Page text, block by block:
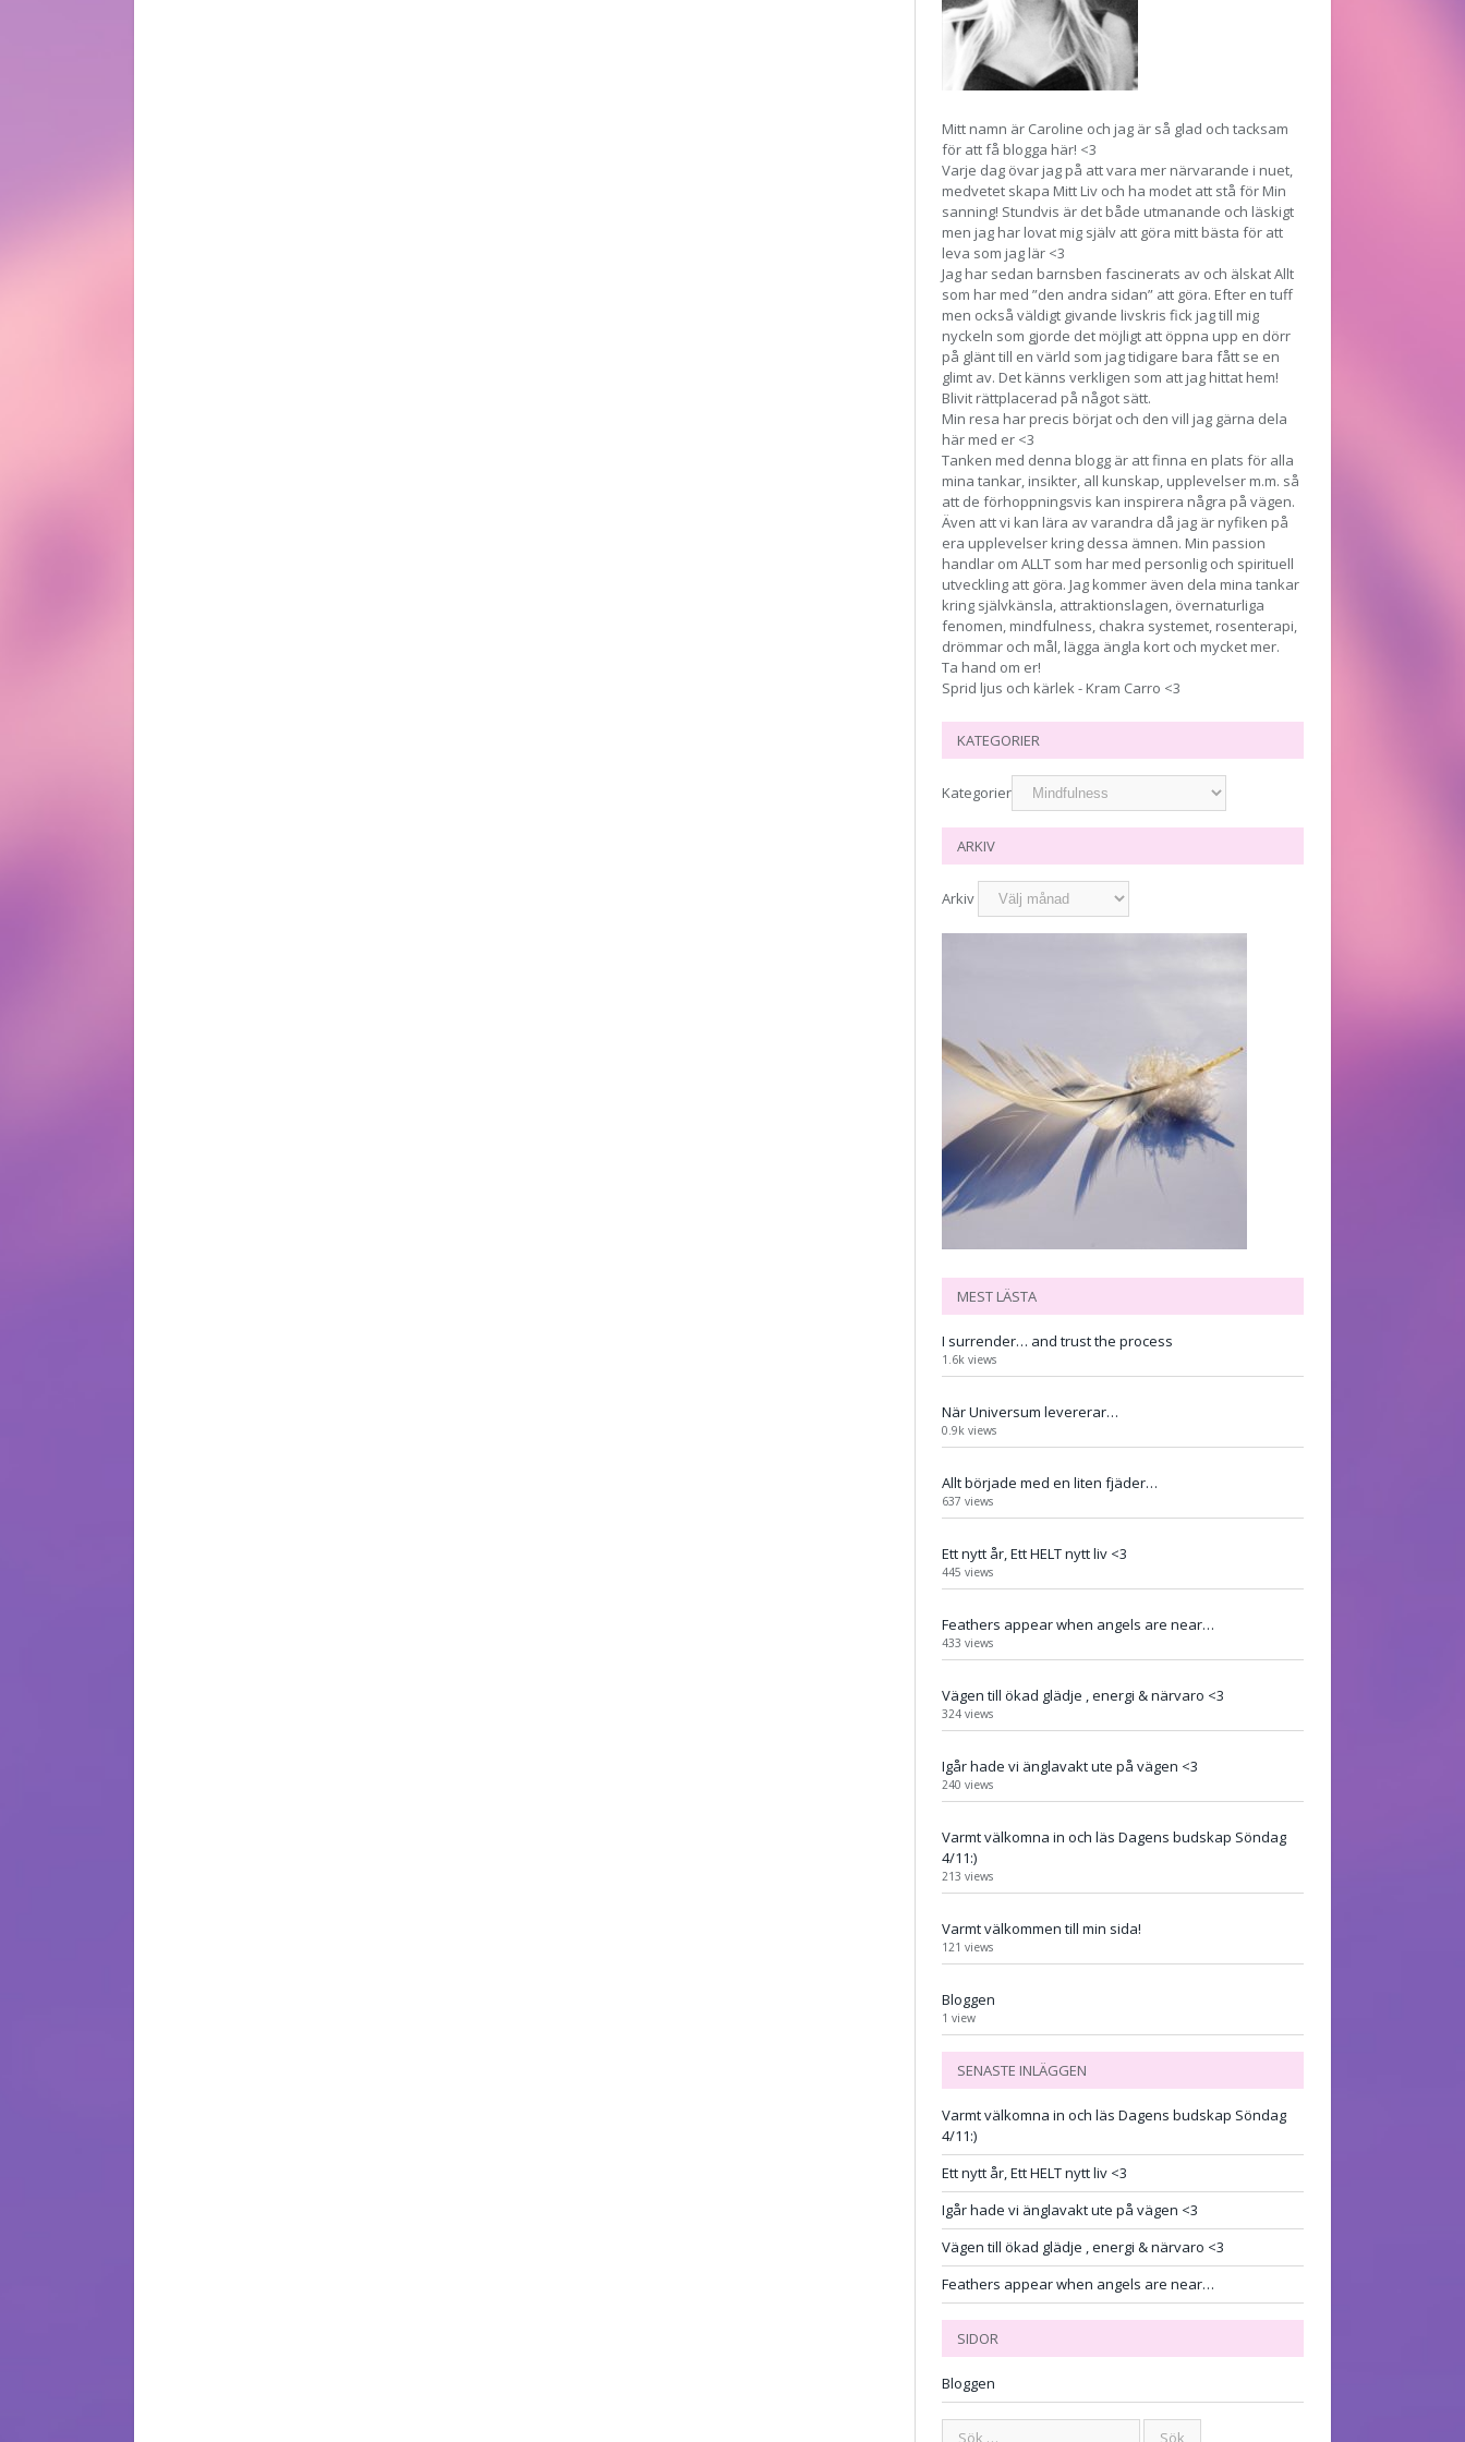
Mitt namn är Caroline och jag är så glad och tacksam
för att få blogga här! <3
Varje dag övar jag på att vara mer närvarande i nuet,
medvetet skapa Mitt Liv och ha modet att stå för Min
sanning! Stundvis är det både utmanande och läskigt
men jag har lovat mig själv att göra mitt bästa för att
leva som jag lär <3
Jag har sedan barnsben fascinerats av och älskat Allt
som har med ”den andra sidan” att göra. Efter en tuff
men också väldigt givande livskris fick jag till mig
nyckeln som gjorde det möjligt att öppna upp en dörr
på glänt till en värld som jag tidigare bara fått se en
glimt av. Det känns verkligen som att jag hittat hem!
Blivit rättplacerad på något sätt.
Min resa har precis börjat och den vill jag gärna dela
här med er <3
Tanken med denna blogg är att finna en plats för alla
mina tankar, insikter, all kunskap, upplevelser m.m. så
att de förhoppningsvis kan inspirera några på vägen.
Även att vi kan lära av varandra då jag är nyfiken på
era upplevelser kring dessa ämnen. Min passion
handlar om ALLT som har med personlig och spirituell
utveckling att göra. Jag kommer även dela mina tankar
kring självkänsla, attraktionslagen, övernaturliga
fenomen, mindfulness, chakra systemet, rosenterapi,
drömmar och mål, lägga ängla kort och mycket mer.
Ta hand om er!
Sprid ljus och kärlek - Kram Carro <3
KATEGORIER
Kategorier
ARKIV
Arkiv
MEST LÄSTA
I surrender… and trust the process
1.6k views
När Universum levererar…
0.9k views
Allt började med en liten fjäder…
637 views
Ett nytt år, Ett HELT nytt liv <3
445 views
Feathers appear when angels are near…
433 views
Vägen till ökad glädje , energi & närvaro <3
324 views
Igår hade vi änglavakt ute på vägen <3
240 views
Varmt välkomna in och läs Dagens budskap Söndag
4/11:)
213 views
Varmt välkommen till min sida!
121 views
Bloggen
1 view
SENASTE INLÄGGEN
Varmt välkomna in och läs Dagens budskap Söndag
4/11:)
Ett nytt år, Ett HELT nytt liv <3
Igår hade vi änglavakt ute på vägen <3
Vägen till ökad glädje , energi & närvaro <3
Feathers appear when angels are near…
SIDOR
Bloggen